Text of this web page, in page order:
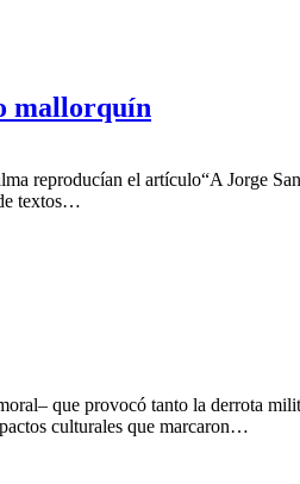
mallorquín
reproducían el artículo“A Jorge
textos…
que provocó tanto la derrota
culturales que marcaron…